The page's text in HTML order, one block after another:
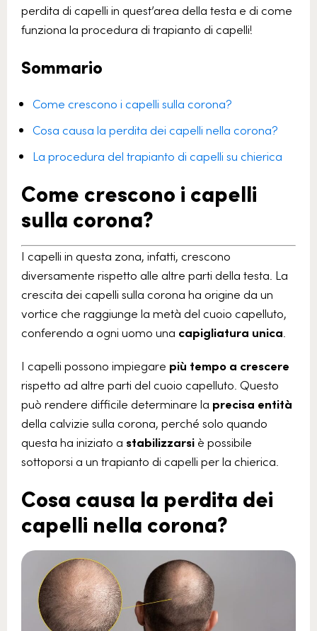
perdita di capelli in quest’area della testa e di come
funziona la procedura di trapianto di capelli!
Sommario
Come crescono i capelli sulla corona?
Cosa causa la perdita dei capelli nella corona?
La procedura del trapianto di capelli su chierica
Come crescono i capelli
sulla corona?
I capelli in questa zona, infatti, crescono
diversamente rispetto alle altre parti della testa. La
crescita dei capelli sulla corona ha origine da un
vortice che raggiunge la metà del cuoio capelluto,
conferendo a ogni uomo una capigliatura unica.
I capelli possono impiegare più tempo a crescere
rispetto ad altre parti del cuoio capelluto. Questo
può rendere difficile determinare la precisa entità
della calvizie sulla corona, perché solo quando
questa ha iniziato a stabilizzarsi è possibile
sottoporsi a un trapianto di capelli per la chierica.
Cosa causa la perdita dei
capelli nella corona?